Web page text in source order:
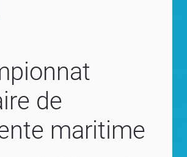
de
maritime